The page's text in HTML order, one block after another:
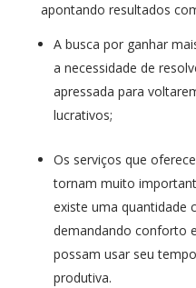
apontando resultados
A busca por ganhar
a necessidade de
apressada para
lucrativos;
Os serviços que
tornam muito
existe uma quantidade
demandando conforto
possam usar seu
produtiva.